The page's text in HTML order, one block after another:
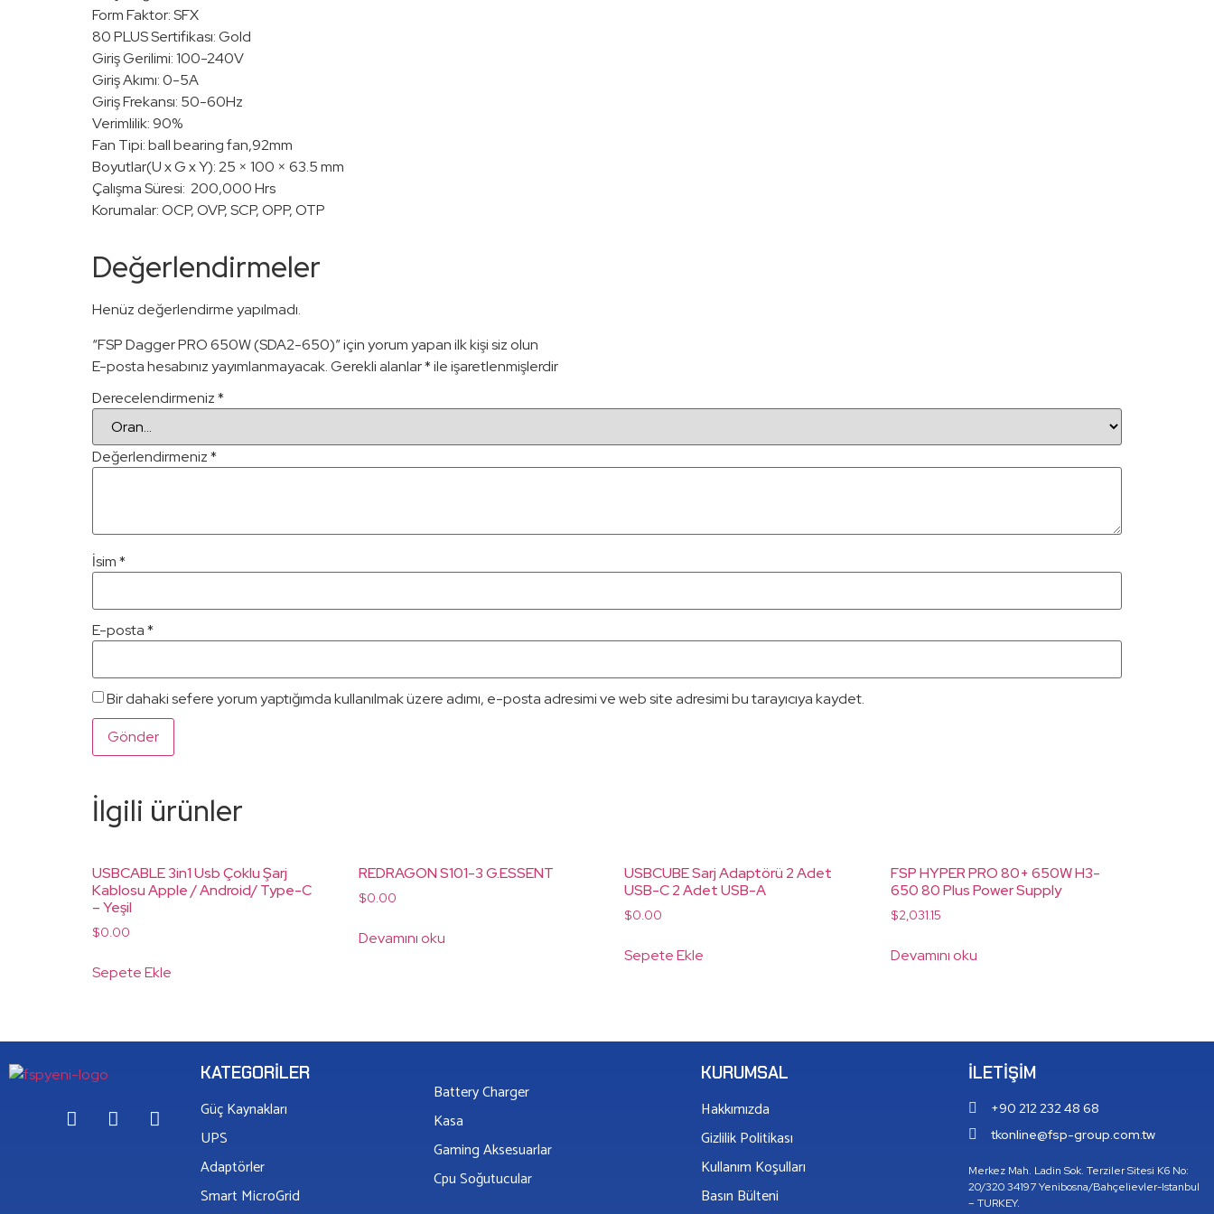
Form Faktor: SFX
80 PLUS Sertifikası: Gold
Giriş Gerilimi: 100-240V
Giriş Akımı: 0-5A
Giriş Frekansı: 50-60Hz
Verimlilik: 90%
Fan Tipi: ball bearing fan,92mm
Boyutlar(U x G x Y): 25 × 100 × 63.5 mm
Çalışma Süresi: 200,000 Hrs
Korumalar: OCP, OVP, SCP, OPP, OTP
Değerlendirmeler
Henüz değerlendirme yapılmadı.
“FSP Dagger PRO 650W (SDA2-650)” için yorum yapan ilk kişi siz olun
E-posta hesabınız yayımlanmayacak.Gerekli alanlar*ile işaretlenmişlerdir
Derecelendirmeniz*
Değerlendirmeniz*
İsim*
E-posta*
Bir dahaki sefere yorum yaptığımda kullanılmak üzere adımı, e-posta adresimi ve web site adresimi bu tarayıcıya kaydet.
İlgili ürünler
USBCABLE 3in1 Usb Çoklu Şarj
Kablosu Apple / Android/ Type-C
– Yeşil
$0.00
Sepete Ekle
REDRAGON S101-3 G.ESSENT
$0.00
Devamını oku
USBCUBE Sarj Adaptörü 2 Adet
USB-C 2 Adet USB-A
$0.00
Sepete Ekle
FSP HYPER PRO 80+ 650W H3-
650 80 Plus Power Supply
$2,031.15
Devamını oku
KATEGORILER
Güç Kaynakları
UPS
Adaptörler
Smart MicroGrid
Battery Charger
Kasa
Gaming Aksesuarlar
Cpu Soğutucular
KURUMSAL
Hakkımızda
Gizlilik Politikası
Kullanım Koşulları
Basın Bülteni
İLETIŞIM
+90 212 232 48 68
tkonline@fsp-group.com.tw
Merkez Mah. Ladin Sok. Terziler Sitesi K6 No:
20/320 34197 Yenibosna/Bahçelievler-Istanbul
– TURKEY.